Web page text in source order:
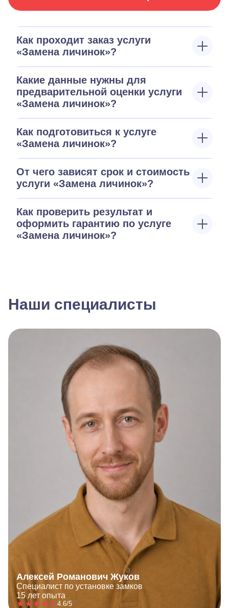
Как проходит заказ услуги
«Замена личинок»?
Какие данные нужны для
предварительной оценки услуги
«Замена личинок»?
Как подготовиться к услуге
«Замена личинок»?
От чего зависят срок и стоимость
услуги «Замена личинок»?
Как проверить результат и
оформить гарантию по услуге
«Замена личинок»?
Наши специалисты
Алексей Романович Жуков
Специалист по установке замков
15 лет опыта
4.6/5